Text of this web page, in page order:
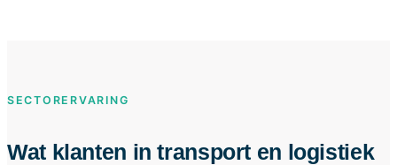
SECTORERVARING
Wat klanten in transport en logistiek